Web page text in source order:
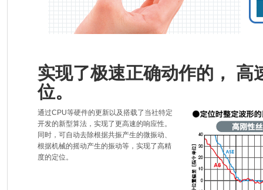
实现了极速正确动作的， 高
位。
通过CPU等硬件的更新以及搭载了当社特定
开发的新型算法，实现了更高速的响应性。
同时，可自动去除根据共振产生的微振动、
根据机械的摇动产生的振动等，实现了高精
度的定位。